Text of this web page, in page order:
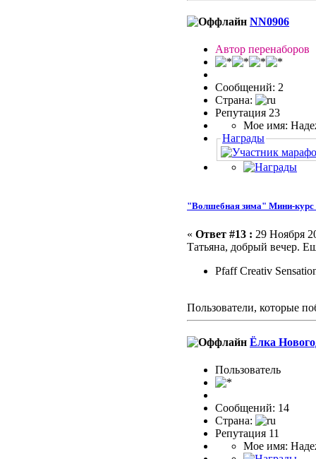
NN0906
Автор перенаборов
Сообщений: 2
Страна:
Репутация 23
Мое имя:
Награды
"Волшебная зима" Мини-курс
« Ответ #13 : 29 Ноября
Татьяна, добрый вечер.
Pfaff Creativ
Пользователи, которые
Ёлка
Пользоватeль
Сообщений: 14
Страна:
Репутация 11
Мое имя: